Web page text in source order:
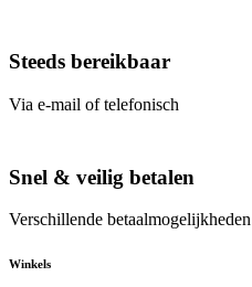
Steeds bereikbaar
Via e-mail of telefonisch
Snel & veilig betalen
Verschillende betaalmogelijkheden
Winkels